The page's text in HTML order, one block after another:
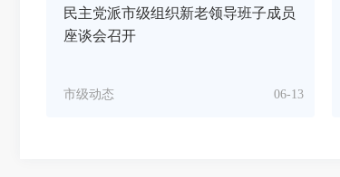
民主党派市级组织新老领导班子成员
座谈会召开
06-13
市级动态